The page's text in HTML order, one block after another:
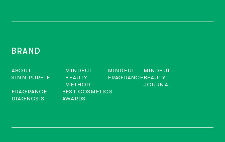
BRAND
ABOUT
SINN PURETE
MINDFUL
BEAUTY
METHOD
MINDFUL
FRAGRANCE
MINDFUL
BEAUTY
JOURNAL
FRAGRANCE
DIAGNOSIS
BEST COSMETICS
AWARDS